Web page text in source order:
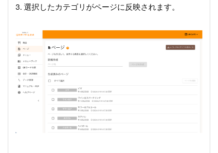
3. 選択したカテゴリがページに反映されます。